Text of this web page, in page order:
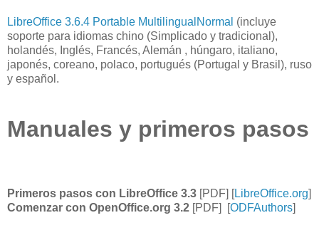
LibreOffice 3.6.4 Portable MultilingualNormal (incluye
soporte para idiomas chino (Simplicado y tradicional),
holandés, Inglés, Francés, Alemán , húngaro, italiano,
japonés, coreano, polaco, portugués (Portugal y Brasil ), ruso
y español.
Manuales y primeros pasos
Primeros pasos con LibreOffice 3.3 [PDF] [LibreOffice.org]
Comenzar con OpenOffice.org 3.2 [PDF] [ODFAuthors]